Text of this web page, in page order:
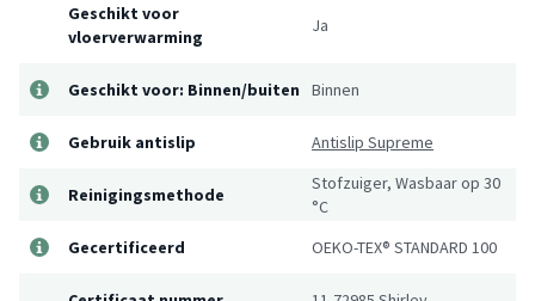
Geschikt voor
vloerverwarming
Ja
Geschikt voor: Binnen/buiten Binnen
Gebruik antislip Antislip Supreme
Reinigingsmethode
Stofzuiger, Wasbaar op 30
°C
Gecertificeerd
OEKO-TEX® STANDARD 100